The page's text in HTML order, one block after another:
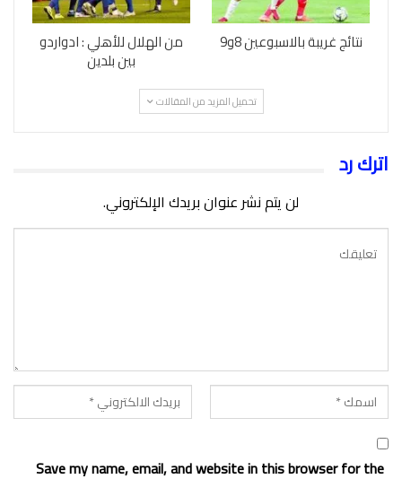
نتائج غريبة بالاسبوعين 8و9 من الهلال للأهلي : ادواردو
بين بلدين
تحميل المزيد من المقالات
اترك رد
لن يتم نشر عنوان بريدك الإلكتروني.
Save my name, email, and website in this browser for the